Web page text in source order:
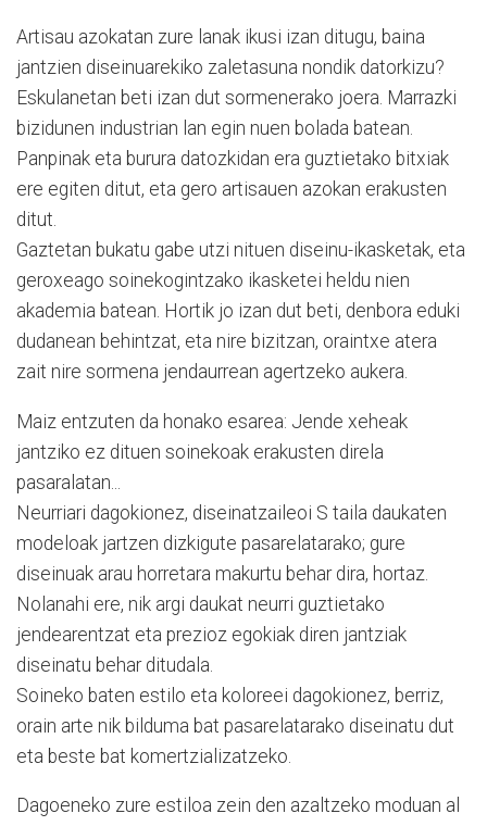
Artisau azokatan zure lanak ikusi izan ditugu, baina
jantzien diseinuarekiko zaletasuna nondik datorkizu?
Eskulanetan beti izan dut sormenerako joera. Marrazki
bizidunen industrian lan egin nuen bolada batean.
Panpinak eta burura datozkidan era guztietako bitxiak
ere egiten ditut, eta gero artisauen azokan erakusten
ditut.
Gaztetan bukatu gabe utzi nituen diseinu-ikasketak, eta
geroxeago soinekogintzako ikasketei heldu nien
akademia batean. Hortik jo izan dut beti, denbora eduki
dudanean behintzat, eta nire bizitzan, oraintxe atera
zait nire sormena jendaurrean agertzeko aukera.
Maiz entzuten da honako esarea: Jende xeheak
jantziko ez dituen soinekoak erakusten direla
pasaralatan...
Neurriari dagokionez, diseinatzaileoi S taila daukaten
modeloak jartzen dizkigute pasarelatarako; gure
diseinuak arau horretara makurtu behar dira, hortaz.
Nolanahi ere, nik argi daukat neurri guztietako
jendearentzat eta prezioz egokiak diren jantziak
diseinatu behar ditudala.
Soineko baten estilo eta koloreei dagokionez, berriz,
orain arte nik bilduma bat pasarelatarako diseinatu dut
eta beste bat komertzializatzeko.
Dagoeneko zure estiloa zein den azaltzeko moduan al